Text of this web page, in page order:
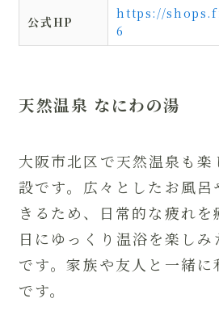
公式HP
https://
6
天然温泉 なにわの湯
大阪市北区で天然温泉も楽
設です。広々としたお風呂
きるため、日常的な疲れ
日にゆっくり温浴を楽し
です。家族や友人と一緒
です。